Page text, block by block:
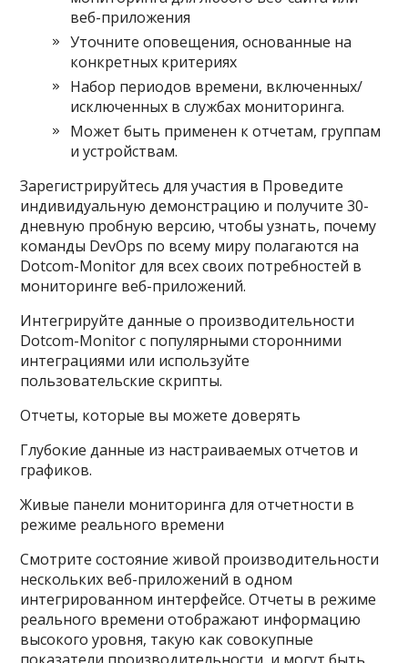
веб-приложения
Уточните оповещения, основанные на
конкретных критериях
Набор периодов времени, включенных/
исключенных в службах мониторинга.
Может быть применен к отчетам, группам
и устройствам.
Зарегистрируйтесь для участия в Проведите
индивидуальную демонстрацию и получите 30-
дневную пробную версию, чтобы узнать, почему
команды DevOps по всему миру полагаются на
Dotcom-Monitor для всех своих потребностей в
мониторинге веб-приложений.
Интегрируйте данные о производительности
Dotcom-Monitor с популярными сторонними
интеграциями или используйте
пользовательские скрипты.
Отчеты, которые вы можете доверять
Глубокие данные из настраиваемых отчетов и
графиков.
Живые панели мониторинга для отчетности в
режиме реального времени
Смотрите состояние живой производительности
нескольких веб-приложений в одном
интегрированном интерфейсе. Отчеты в режиме
реального времени отображают информацию
высокого уровня, такую как совокупные